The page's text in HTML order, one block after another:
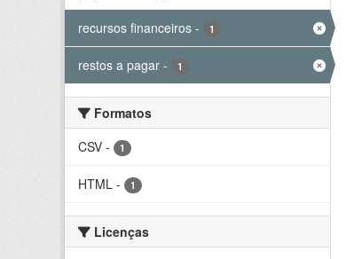
recursos financeiros - 1
restos a pagar - 1
Formatos
CSV - 1
HTML - 1
Licenças